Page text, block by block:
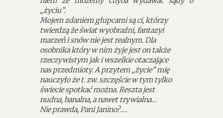
„życiu”.
Mojem zdaniem głupcami są ci, którzy
twierdzą że świat wyobraźni, fantazyi
marzeń i snów nie jest realnym. Dla
osobnika który w nim żyje jest on także
rzeczywistym jak i wszelkie otaczające
nas przedmioty. A przytem „życie” mię
nauczyło że t. zw. szczęście w tym tylko
świecie spotkać można. Reszta jest
nudna, banalna, a nawet trywialna…
Nie prawda, Pani Janino?….